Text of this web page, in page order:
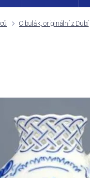
Cibulák, originální z Dubí